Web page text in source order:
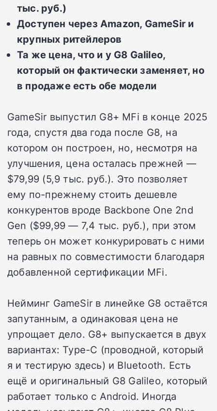
тыс. руб.)
Доступен через Amazon, GameSir и
крупных ритейлеров
Та же цена, что и у G8 Galileo,
который он фактически заменяет, но
в продаже есть обе модели
GameSir выпустил G8+ MFi в конце 2025
года, спустя два года после G8, на
котором он построен, но, несмотря на
улучшения, цена осталась прежней —
$79,99 (5,9 тыс. руб.). Это позволяет
ему по-прежнему стоить дешевле
конкурентов вроде Backbone One 2nd
Gen ($99,99 — 7,4 тыс. руб.), при этом
теперь он может конкурировать с ними
на равных по совместимости благодаря
добавленной сертификации MFi.
Нейминг GameSir в линейке G8 остаётся
запутанным, а одинаковая цена не
упрощает дело. G8+ выпускается в двух
вариантах: Type-C (проводной, который
я и тестирую здесь) и Bluetooth. Есть
ещё и оригинальный G8 Galileo, который
работает только с Android. Иногда